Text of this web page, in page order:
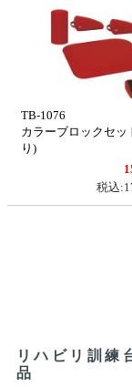
TB-1076
カラーブロックセッ
り)
税込
リハビリ訓練
品